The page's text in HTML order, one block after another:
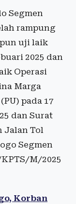
Segmen
rampung
uji laik
2025 dan
Operasi
Marga
pada 17
dan Surat
Jalan Tol
Segmen
M/2025
Korban